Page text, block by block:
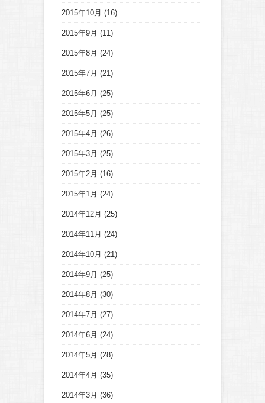
2015年10月 (16)
2015年9月 (11)
2015年8月 (24)
2015年7月 (21)
2015年6月 (25)
2015年5月 (25)
2015年4月 (26)
2015年3月 (25)
2015年2月 (16)
2015年1月 (24)
2014年12月 (25)
2014年11月 (24)
2014年10月 (21)
2014年9月 (25)
2014年8月 (30)
2014年7月 (27)
2014年6月 (24)
2014年5月 (28)
2014年4月 (35)
2014年3月 (36)